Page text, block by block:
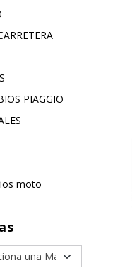
PIAGGIO
moto